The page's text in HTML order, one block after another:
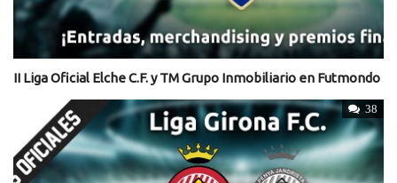
II Liga Oficial Elche C.F. y TM Grupo Inmobiliario en Futmondo
38